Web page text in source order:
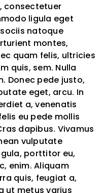
consectetuer
ligula eget
natoque
montes,
quam felis, ultricies
quis, sem. Nulla
Donec pede justo,
eget, arcu. In
a, venenatis
eu pede mollis
dapibus. Vivamus
vulputate
porttitor eu,
enim. Aliquam
quis, feugiat a,
ut metus varius